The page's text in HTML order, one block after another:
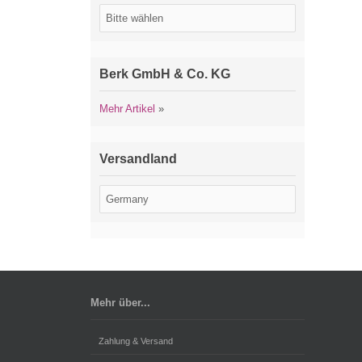
Berk GmbH & Co. KG
Mehr Artikel »
Versandland
Mehr über...
Zahlung & Versand